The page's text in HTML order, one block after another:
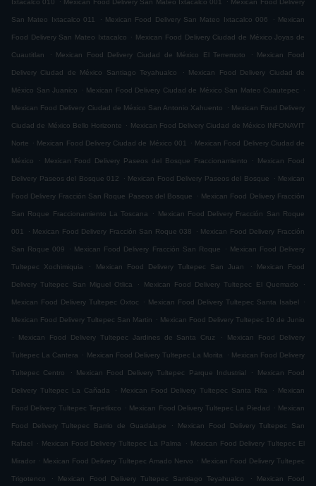
Ixtacalco 010 Mexican Food Delivery San Mateo Ixtacalco 001 Mexican Food Delivery
San Mateo Ixtacalco 011 . Mexican Food Delivery San Mateo Ixtacalco 006 . Mexican
Food Delivery San Mateo Ixtacalco . Mexican Food Delivery Ciudad de México Joyas de
Cuautitlan . Mexican Food Delivery Ciudad de México El Terremoto . Mexican Food
Delivery Ciudad de México Santiago Teyahualco . Mexican Food Delivery Ciudad de
México San Juanico . Mexican Food Delivery Ciudad de México San Mateo Cuautepec .
Mexican Food Delivery Ciudad de México San Antonio Xahuento . Mexican Food Delivery
Ciudad de México Bello Horizonte . Mexican Food Delivery Ciudad de México INFONAVIT
Norte . Mexican Food Delivery Ciudad de México 001 . Mexican Food Delivery Ciudad de
México . Mexican Food Delivery Paseos del Bosque Fraccionamiento . Mexican Food
Delivery Paseos del Bosque 012 . Mexican Food Delivery Paseos del Bosque . Mexican
Food Delivery Fracción San Roque Paseos del Bosque . Mexican Food Delivery Fracción
San Roque Fraccionamiento La Toscana . Mexican Food Delivery Fracción San Roque
001 . Mexican Food Delivery Fracción San Roque 038 . Mexican Food Delivery Fracción
San Roque 009 . Mexican Food Delivery Fracción San Roque . Mexican Food Delivery
Tultepec Xochimiquia . Mexican Food Delivery Tultepec San Juan . Mexican Food
Delivery Tultepec San Miguel Otlica . Mexican Food Delivery Tultepec El Quemado .
Mexican Food Delivery Tultepec Oxtoc . Mexican Food Delivery Tultepec Santa Isabel .
Mexican Food Delivery Tultepec San Martin . Mexican Food Delivery Tultepec 10 de Junio
.
Mexican Food Delivery Tultepec Jardines de Santa Cruz . Mexican Food Delivery
Tultepec La Cantera . Mexican Food Delivery Tultepec La Morita . Mexican Food Delivery
Tultepec Centro . Mexican Food Delivery Tultepec Parque Industrial . Mexican Food
Delivery Tultepec La Cañada . Mexican Food Delivery Tultepec Santa Rita . Mexican
Food Delivery Tultepec Tepetlixco . Mexican Food Delivery Tultepec La Piedad . Mexican
Food Delivery Tultepec Barrio de Guadalupe . Mexican Food Delivery Tultepec San
Rafael . Mexican Food Delivery Tultepec La Palma . Mexican Food Delivery Tultepec El
Mirador . Mexican Food Delivery Tultepec Amado Nervo . Mexican Food Delivery Tultepec
Trigotenco . Mexican Food Delivery Tultepec Santiago Teyahualco . Mexican Food